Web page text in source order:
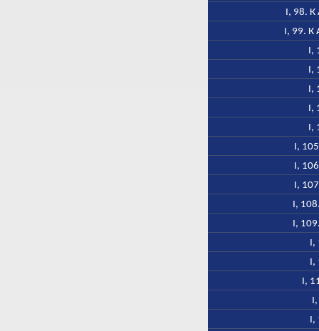
I, 98. К
I, 99. К
I,
I,
I,
I,
I,
I,
I,
I,
I,
I,
I,
I,
I,
I,